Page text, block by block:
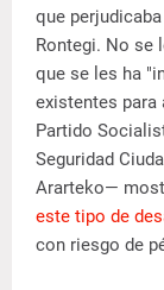
que
Rontegi. No se
que se les ha
existentes para
Partido
Seguridad
Ararteko—
este tipo de
con riesgo de